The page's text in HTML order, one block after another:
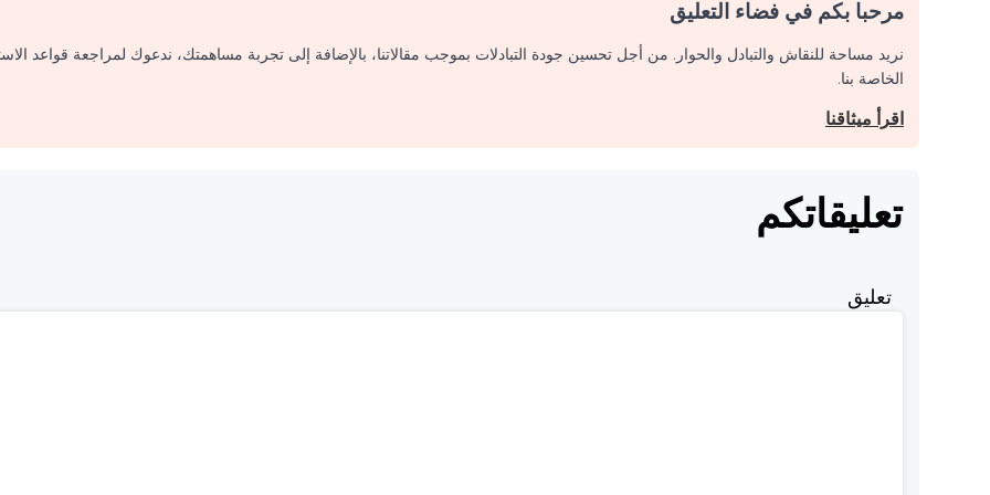
مرحبا بكم في فضاء التعليق
نريد مساحة للنقاش والتبادل والحوار. من أجل تحسين جودة التبادلات بموجب مقالاتنا، بالإضافة إلى تجربة مساهمتك، ندعوك لمراجعة قواعد
الخاصة بنا.
اقرأ ميثاقنا
تعليقاتكم
تعليق